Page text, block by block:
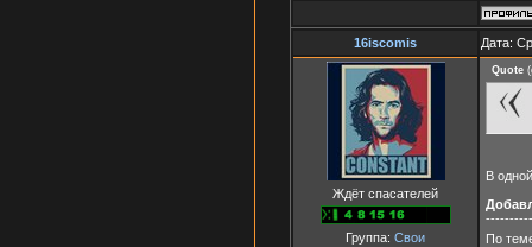
16iscomis Дата:
Ждёт спасателей
Группа: Свои
Quote (
В
По